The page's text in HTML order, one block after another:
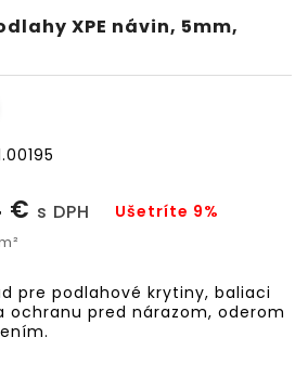
XPE návin, 5mm,
€ s DPH Ušetríte 9%
pre podlahové krytiny, baliaci
ochranu pred nárazom, oderom